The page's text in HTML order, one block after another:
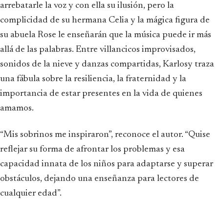
arrebatarle la voz y con ella su ilusión, pero la
complicidad de su hermana Celia y la mágica figura de
su abuela Rose le enseñarán que la música puede ir más
allá de las palabras. Entre villancicos improvisados,
sonidos de la nieve y danzas compartidas, Karlosy traza
una fábula sobre la resiliencia, la fraternidad y la
importancia de estar presentes en la vida de quienes
amamos.
“Mis sobrinos me inspiraron”, reconoce el autor. “Quise
reflejar su forma de afrontar los problemas y esa
capacidad innata de los niños para adaptarse y superar
obstáculos, dejando una enseñanza para lectores de
cualquier edad”.